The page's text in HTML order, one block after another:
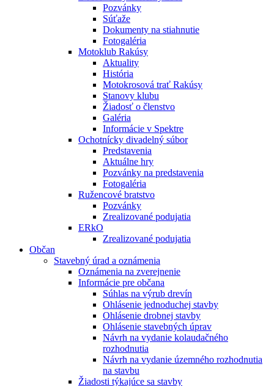
Pozvánky
Súťaže
Dokumenty na stiahnutie
Fotogaléria
Motoklub Rakúsy
Aktuality
História
Motokrosová trať Rakúsy
Stanovy klubu
Žiadosť o členstvo
Galéria
Informácie v Spektre
Ochotnícky divadelný súbor
Predstavenia
Aktuálne hry
Pozvánky na predstavenia
Fotogaléria
Ružencové bratstvo
Pozvánky
Zrealizované podujatia
ERkO
Zrealizované podujatia
Občan
Stavebný úrad a oznámenia
Oznámenia na zverejnenie
Informácie pre občana
Súhlas na výrub drevín
Ohlásenie jednoduchej stavby
Ohlásenie drobnej stavby
Ohlásenie stavebných úprav
Návrh na vydanie kolaudačného
rozhodnutia
Návrh na vydanie územného rozhodnutia
na stavbu
Žiadosti týkajúce sa stavby